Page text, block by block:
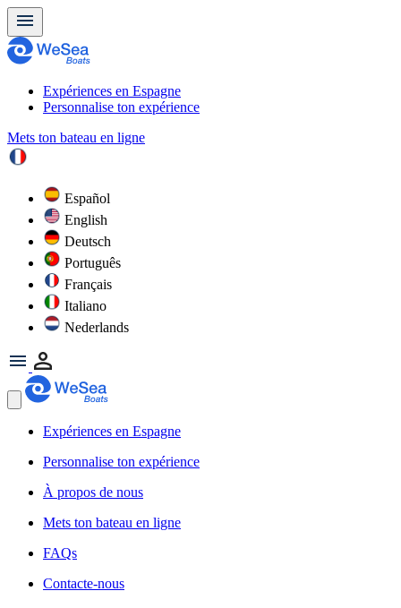
Expériences en Espagne
Personnalise ton expérience
Mets ton bateau en ligne
Español
English
Deutsch
Português
Français
Italiano
Nederlands
Expériences en Espagne
Personnalise ton expérience
À propos de nous
Mets ton bateau en ligne
FAQs
Contacte-nous